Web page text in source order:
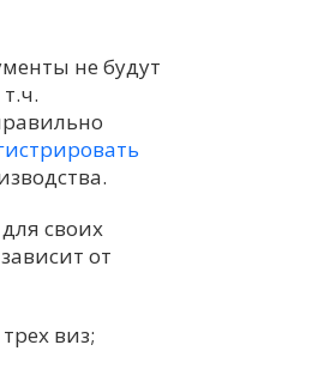
не будут
своих
от
виз;